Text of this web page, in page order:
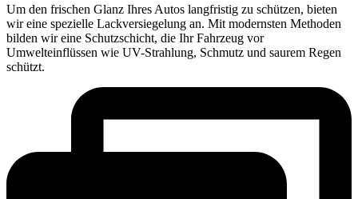
Um den frischen Glanz Ihres Autos langfristig zu schützen, bieten
wir eine spezielle Lackversiegelung an. Mit modernsten Methoden
bilden wir eine Schutzschicht, die Ihr Fahrzeug vor
Umwelteinflüssen wie UV-Strahlung, Schmutz und saurem Regen
schützt.